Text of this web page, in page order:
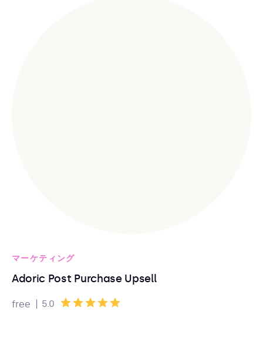
マーケティング
Adoric Post Purchase Upsell
free | 5.0